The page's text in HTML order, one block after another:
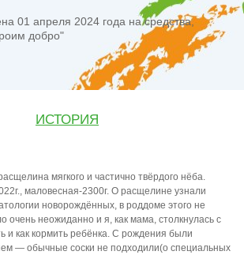
01 апреля 2024 года на средства,
добро"
ИСТОРИЯ
мягкого и частично твёрдого нёба.
маловесная-2300г. О расщелине узнали
новорождённых, в роддоме этого не
очень неожиданно и я, как мама, столкнулась с
и как кормить ребёнка. С рождения были
— обычные соски не подходили(о специальных